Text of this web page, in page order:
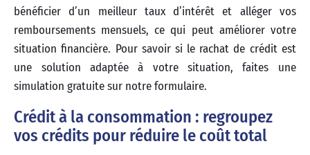
bénéficier d’un meilleur taux d’intérêt et alléger vos
remboursements mensuels, ce qui peut améliorer votre
situation financière. Pour savoir si le rachat de crédit est
une solution adaptée à votre situation, faites une
simulation gratuite sur notre formulaire.
Crédit à la consommation : regroupez
vos crédits pour réduire le coût total